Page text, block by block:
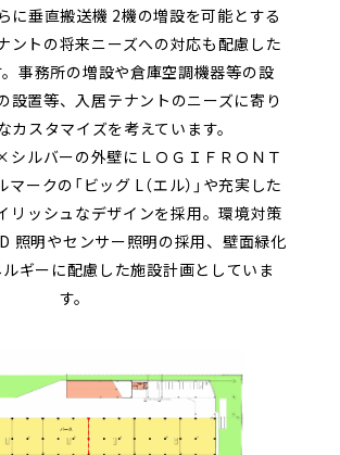
に垂直搬送機 2機の増設を可能とする
ントの将来ニーズへの対応も配慮した
事務所の増設や倉庫空調機器等の設
設置等、入居テナントのニーズに寄り
カスタマイズを考えています。
ルバーの外壁にＬＯＧＩＦＲＯＮＴ
ークの「ビッグ L（エル）」や充実した
リッシュなデザインを採用。環境対策
照明やセンサー照明の採用、壁面緑化
ギーに配慮した施設計画としていま
す。